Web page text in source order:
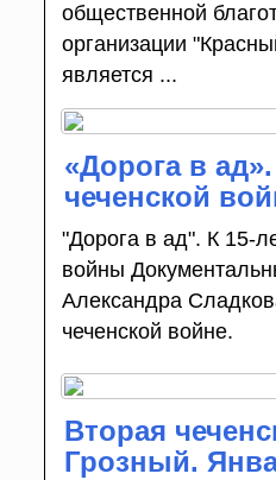
общественной
организации
является ...
«Дорога в
чеченской
"Дорога в ад". К 15-
войны
Александра
чеченской войне.
Вторая
Грозный.